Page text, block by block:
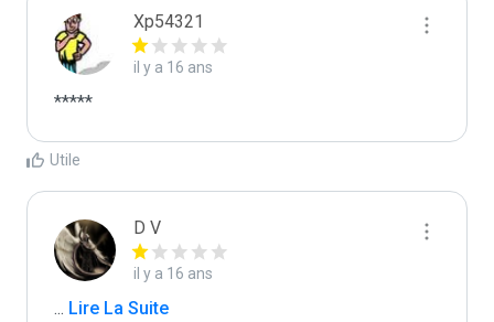
Xp54321
il y a 16 ans
*****
Utile
D V
il y a 16 ans
... Lire La Suite